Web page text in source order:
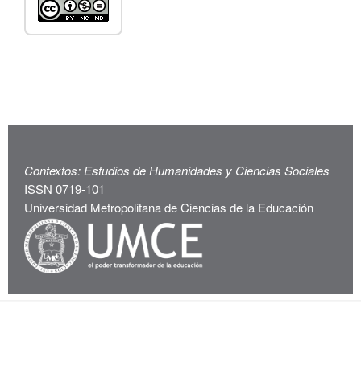
Contextos: Estudios de Humanidades y Ciencias Sociales
ISSN 0719-101
Universidad Metropolitana de Ciencias de la Educación